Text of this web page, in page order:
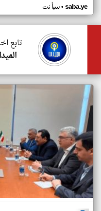
سبأ نت• saba.ye
تابع